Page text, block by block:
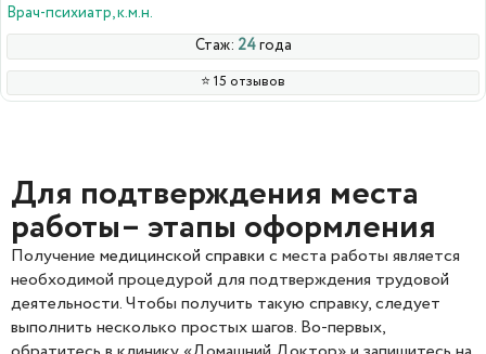
Врач-психиатр, к.м.н.
Стаж: 24года
⭐️ 15 отзывов
Для подтверждения места
работы– этапы оформления
Получение медицинской справки с места работы является
необходимой процедурой для подтверждения трудовой
деятельности. Чтобы получить такую справку, следует
выполнить несколько простых шагов. Во-первых,